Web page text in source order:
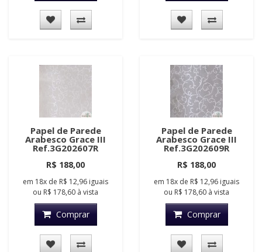
Papel de Parede
Arabesco Grace III
Ref.3G202607R
R$ 188,00
em 18x de R$ 12,96 iguais
ou R$ 178,60 à vista
Comprar
Papel de Parede
Arabesco Grace III
Ref.3G202609R
R$ 188,00
em 18x de R$ 12,96 iguais
ou R$ 178,60 à vista
Comprar